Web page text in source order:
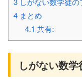
4 まとめ
4.1 共有:
しがない数